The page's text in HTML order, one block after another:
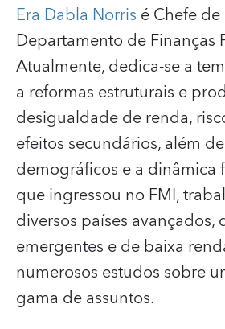
Era Dabla Norris é Chefe
Departamento de Finanças
Atualmente, dedica-se a
a reformas estruturais e
desigualdade de renda,
efeitos secundários, além
demográficos e a dinâmica
que ingressou no FMI,
diversos países avançados,
emergentes e de baixa
numerosos estudos sobre
gama de assuntos.